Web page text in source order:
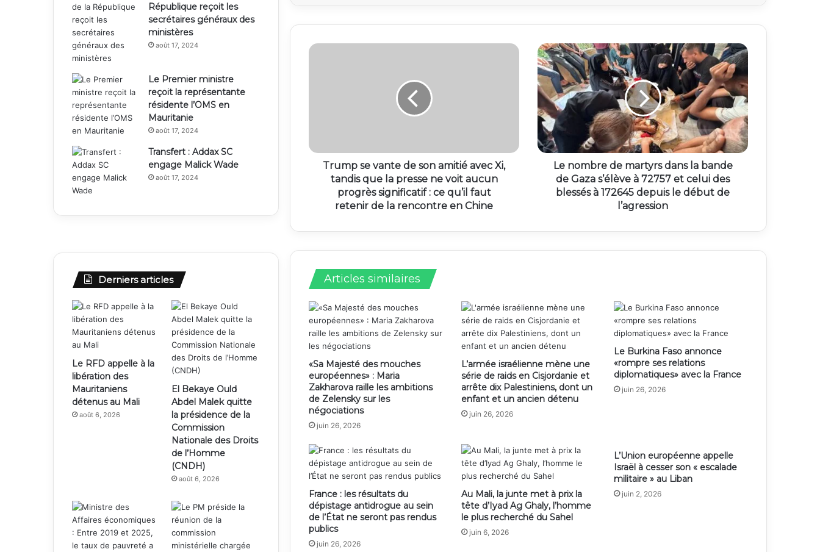
Trump se vante de son amitié avec Xi,
tandis que la presse ne voit aucun
progrès significatif : ce qu’il faut
retenir de la rencontre en Chine
Le nombre de martyrs dans la bande
de Gaza s’élève à 72757 et celui des
blessés à 172645 depuis le début de
l’agression
Articles similaires
«Sa Majesté des mouches
européennes» : Maria
Zakharova raille les ambitions
de Zelensky sur les
négociations
juin 26, 2026
L’armée israélienne mène une
série de raids en Cisjordanie et
arrête dix Palestiniens, dont un
enfant et un ancien détenu
juin 26, 2026
Le Burkina Faso annonce
«rompre ses relations
diplomatiques» avec la France
juin 26, 2026
France : les résultats du
dépistage antidrogue au sein
de l’État ne seront pas rendus
publics
juin 26, 2026
Au Mali, la junte met à prix la
tête d’Iyad Ag Ghaly, l’homme
le plus recherché du Sahel
juin 6, 2026
L’Union européenne appelle
Israël à cesser son « escalade
militaire » au Liban
juin 2, 2026
République reçoit les
secrétaires généraux des
ministères
août 17, 2024
Le Premier ministre
reçoit la représentante
résidente l’OMS en
Mauritanie
août 17, 2024
Transfert : Addax SC
engage Malick Wade
août 17, 2024
Derniers articles
Le RFD appelle à la
libération des
Mauritaniens
détenus au Mali
août 6, 2026
El Bekaye Ould
Abdel Malek quitte
la présidence de la
Commission
Nationale des Droits
de l’Homme
(CNDH)
août 6, 2026